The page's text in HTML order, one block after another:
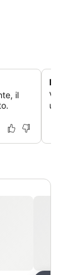
il
Vivi un
una